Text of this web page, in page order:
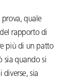
prova, quale
rapporto di
più di un patto
sia quando si
sia